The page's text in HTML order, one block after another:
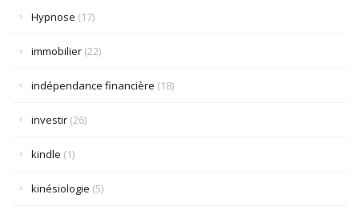
Hypnose (17)
immobilier (22)
indépendance financière (18)
investir (26)
kindle (1)
kinésiologie (5)